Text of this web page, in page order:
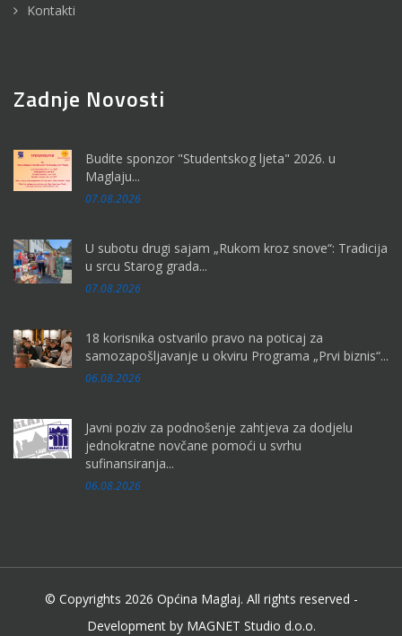
Kontakti
Zadnje Novosti
Budite sponzor "Studentskog ljeta" 2026. u
Maglaju...
07.08.2026
U subotu drugi sajam „Rukom kroz snove“: Tradicija
u srcu Starog grada...
07.08.2026
18 korisnika ostvarilo pravo na poticaj za
samozapošljavanje u okviru Programa „Prvi biznis“...
06.08.2026
Javni poziv za podnošenje zahtjeva za dodjelu
jednokratne novčane pomoći u svrhu
sufinansiranja...
06.08.2026
© Copyrights 2026 Općina Maglaj. All rights reserved -
Development by MAGNET Studio d.o.o.